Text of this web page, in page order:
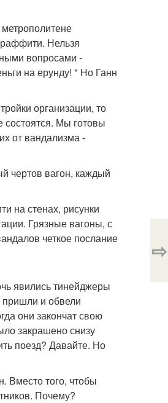
Нельзя
вопросами -
на ерунду! " Но Ганн
организации, то
Мы готовы
от вандализма -
чертов вагон, каждый
на стенах, рисунки
Грязные вагоны, с
четкое послание
явились тинейджеры
пришли и обвели
они закончат свою
закрашено снизу
поезд? Давайте. Но
Вместо того, чтобы
Почему?
⇨